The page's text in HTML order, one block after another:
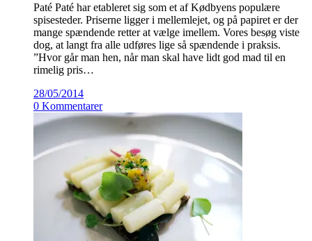
Paté Paté har etableret sig som et af Kødbyens populære
spisesteder. Priserne ligger i mellemlejet, og på papiret er der
mange spændende retter at vælge imellem. Vores besøg viste
dog, at langt fra alle udføres lige så spændende i praksis.
”Hvor går man hen, når man skal have lidt god mad til en
rimelig pris…
28/05/2014
0 Kommentarer